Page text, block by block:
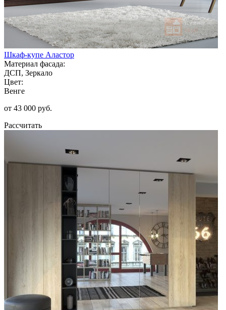
Шкаф-купе Аластор
Материал фасада:
ДСП, Зеркало
Цвет:
Венге
от 43 000 руб.
Рассчитать